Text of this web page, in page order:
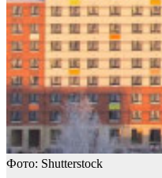
Фото: Shutterstock